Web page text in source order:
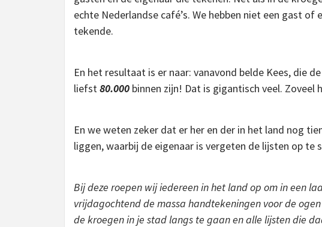
echte Nederlandse café’s. We hebben niet een gast
tekende.
En het resultaat is er naar: vanavond belde Kees, die
liefst 80.000 binnen zijn! Dat is gigantisch veel.
En we weten zeker dat er her en der in het land nog
liggen, waarbij de eigenaar is vergeten de lijsten op te
Bij deze roepen wij iedereen in het land op om in een
vrijdagochtend de massa handtekeningen voor de
de kroegen in je stad langs te gaan en alle lijsten die